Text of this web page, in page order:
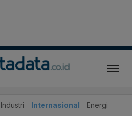
Industri Internasional Energi